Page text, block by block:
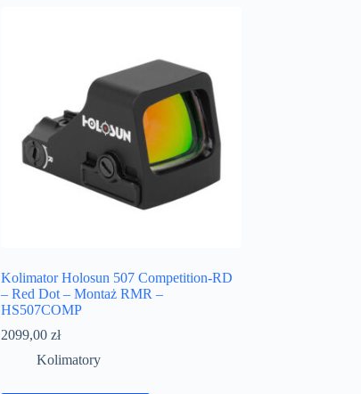
Kolimator Holosun 507 Competition-RD
– Red Dot – Montaż RMR –
HS507COMP
2099,00 zł
Kolimatory